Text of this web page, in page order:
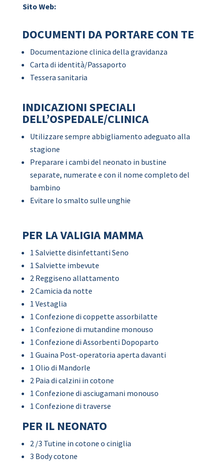
Sito Web:
DOCUMENTI DA PORTARE CON TE
Documentazione clinica della gravidanza
Carta di identità/Passaporto
Tessera sanitaria
INDICAZIONI SPECIALI
DELL’OSPEDALE/CLINICA
Utilizzare sempre abbigliamento adeguato alla
stagione
Preparare i cambi del neonato in bustine
separate, numerate e con il nome completo del
bambino
Evitare lo smalto sulle unghie
PER LA VALIGIA MAMMA
1 Salviette disinfettanti Seno
1 Salviette imbevute
2 Reggiseno allattamento
2 Camicia da notte
1 Vestaglia
1 Confezione di coppette assorbilatte
1 Confezione di mutandine monouso
1 Confezione di Assorbenti Dopoparto
1 Guaina Post-operatoria aperta davanti
1 Olio di Mandorle
2 Paia di calzini in cotone
1 Confezione di asciugamani monouso
1 Confezione di traverse
PER IL NEONATO
2 /3 Tutine in cotone o ciniglia
3 Body cotone